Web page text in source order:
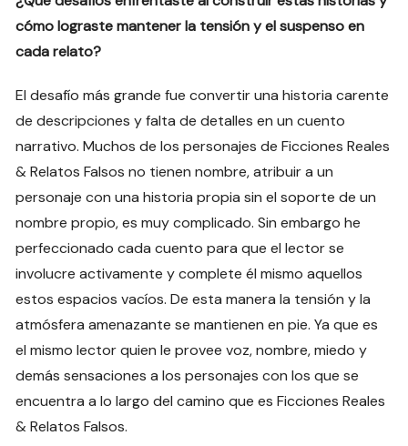
cómo lograste mantener la tensión y el suspenso en
cada relato?
El desafío más grande fue convertir una historia carente
de descripciones y falta de detalles en un cuento
narrativo. Muchos de los personajes de Ficciones Reales
& Relatos Falsos no tienen nombre, atribuir a un
personaje con una historia propia sin el soporte de un
nombre propio, es muy complicado. Sin embargo he
perfeccionado cada cuento para que el lector se
involucre activamente y complete él mismo aquellos
estos espacios vacíos. De esta manera la tensión y la
atmósfera amenazante se mantienen en pie. Ya que es
el mismo lector quien le provee voz, nombre, miedo y
demás sensaciones a los personajes con los que se
encuentra a lo largo del camino que es Ficciones Reales
& Relatos Falsos.